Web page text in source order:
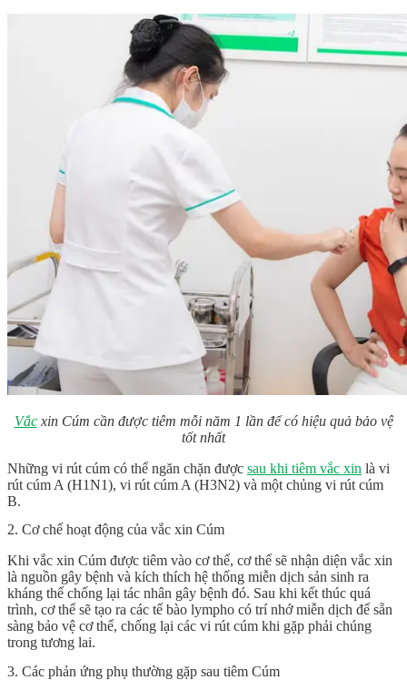
Vắcxin Cúm cần được tiêm mỗi năm 1 lần để có hiệu quả bảo vệ
tốt nhất
Những vi rút cúm có thể ngăn chặn được sau khi tiêm vắc xin là vi
rút cúm A (H1N1), vi rút cúm A (H3N2) và một chủng vi rút cúm
B.
2. Cơ chế hoạt động của vắc xin Cúm
Khi vắc xin Cúm được tiêm vào cơ thể, cơ thể sẽ nhận diện vắc xin
là nguồn gây bệnh và kích thích hệ thống miễn dịch sản sinh ra
kháng thể chống lại tác nhân gây bệnh đó. Sau khi kết thúc quá
trình, cơ thể sẽ tạo ra các tế bào lympho có trí nhớ miễn dịch để sẵn
sàng bảo vệ cơ thể, chống lại các vi rút cúm khi gặp phải chúng
trong tương lai.
3. Các phản ứng phụ thường gặp sau tiêm Cúm